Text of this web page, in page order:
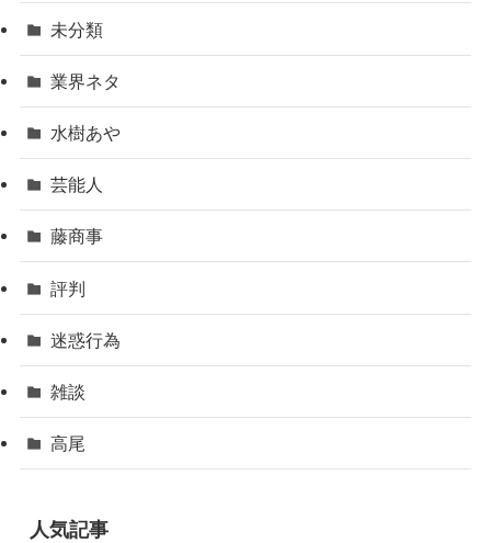
未分類
業界ネタ
水樹あや
芸能人
藤商事
評判
迷惑行為
雑談
高尾
人気記事